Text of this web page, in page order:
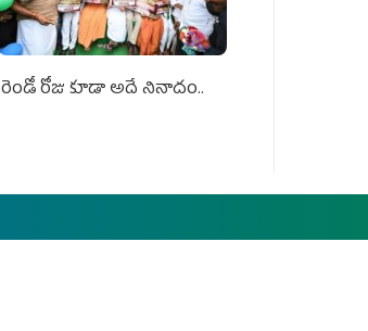
రెండో రోజు కూడా అదే నినాదం..